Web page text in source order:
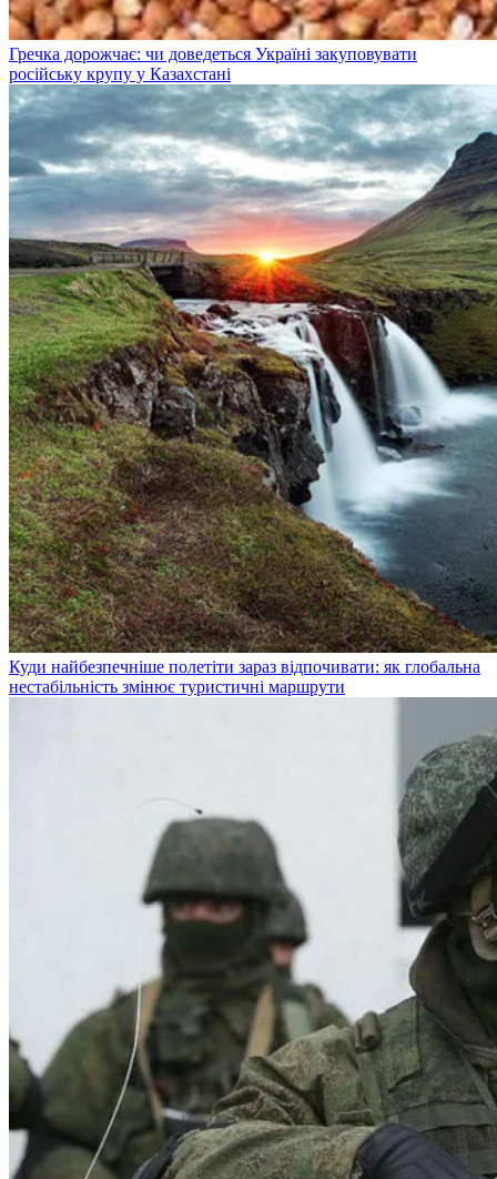
Гречка дорожчає: чи доведеться Україні закуповувати
російську крупу у Казахстані
Куди найбезпечніше полетіти зараз відпочивати: як глобальна
нестабільність змінює туристичні маршрути